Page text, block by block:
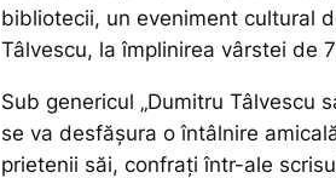
bibliotecii, un eveniment cultural
Tâlvescu, la împlinirea vârstei de
Sub genericul „Dumitru Tâlvescu
se va desfășura o întâlnire
prietenii săi, confrați într-ale